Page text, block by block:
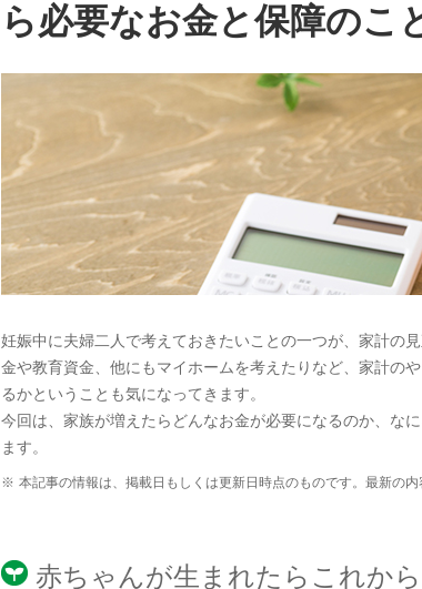
ら必要なお金と保障のこ
妊娠中に夫婦二人で考えておきたいことの一つが、家計の
金や教育資金、他にもマイホームを考えたりなど、家計の
るかということも気になってきます。
今回は、家族が増えたらどんなお金が必要になるのか、な
ます。
※ 本記事の情報は、掲載日もしくは更新日時点のものです。最新の内
赤ちゃんが生まれたらこれか